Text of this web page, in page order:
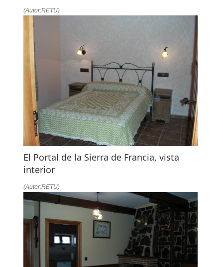
(Autor:RETU)
El Portal de la Sierra de Francia, vista
interior
(Autor:RETU)